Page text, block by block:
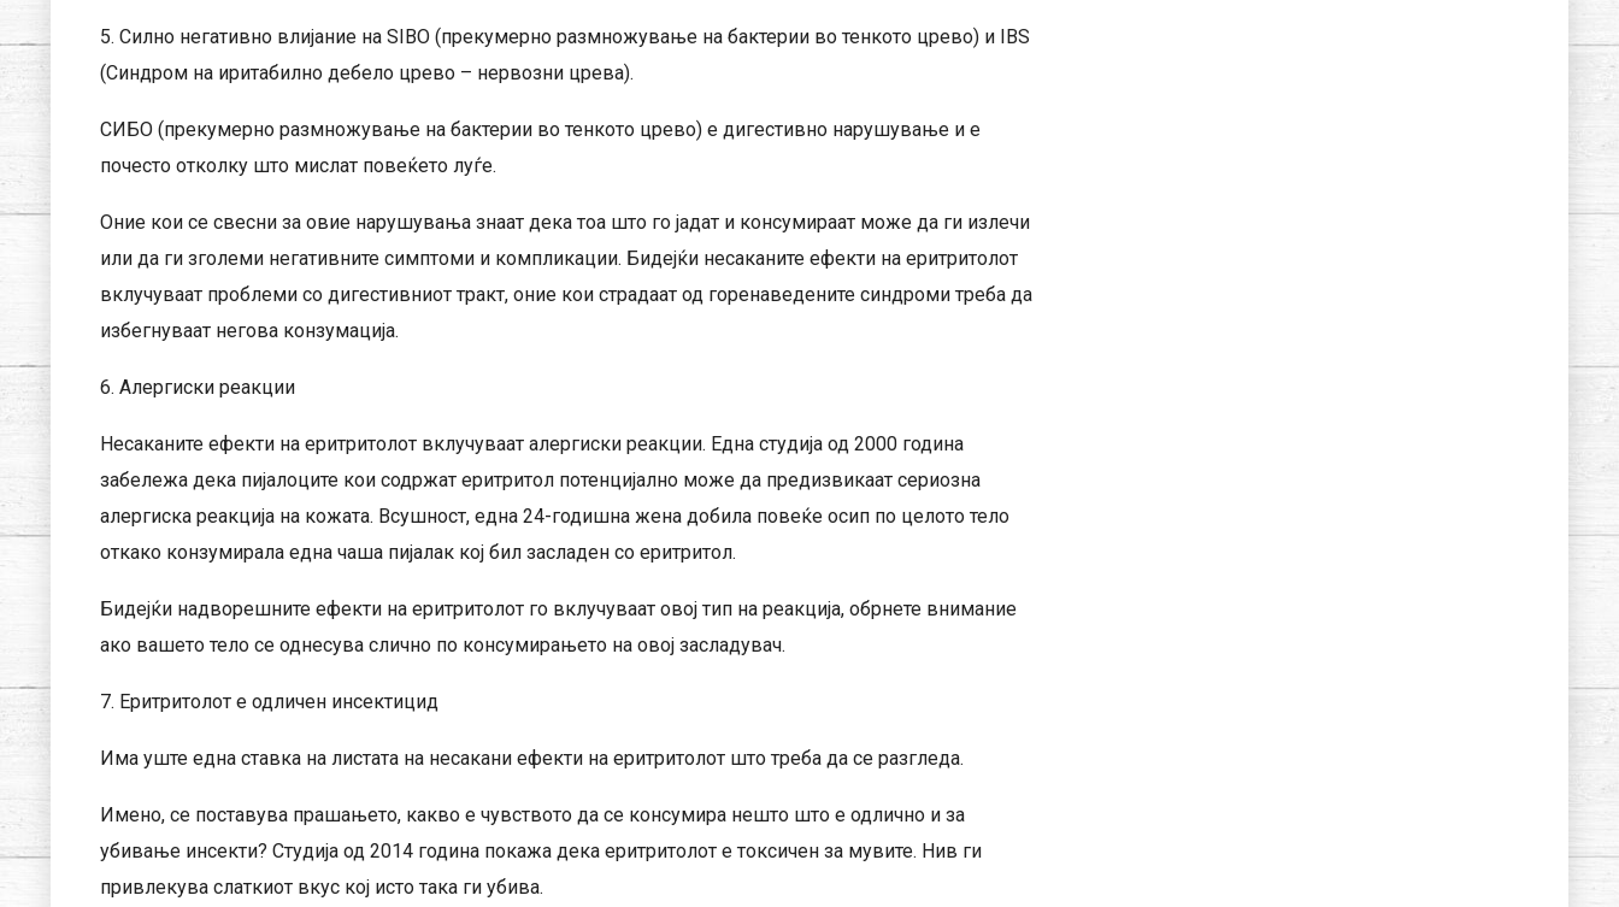
5. Силно негативно влијание на SIBO (прекумерно размножување на бактерии во тенкото црево) и IBS
(Синдром на иритабилно дебело црево – нервозни црева).
СИБО (прекумерно размножување на бактерии во тенкото црево) е дигестивно нарушување и е
почесто отколку што мислат повеќето луѓе.
Оние кои се свесни за овие нарушувања знаат дека тоа што го јадат и консумираат може да ги излечи
или да ги зголеми негативните симптоми и компликации. Бидејќи несаканите ефекти на еритритолот
вклучуваат проблеми со дигестивниот тракт, оние кои страдаат од горенаведените синдроми треба да
избегнуваат негова конзумација.
6. Алергиски реакции
Несаканите ефекти на еритритолот вклучуваат алергиски реакции. Една студија од 2000 година
забележа дека пијалоците кои содржат еритритол потенцијално може да предизвикаат сериозна
алергиска реакција на кожата. Всушност, една 24-годишна жена добила повеќе осип по целото тело
откако конзумирала една чаша пијалак кој бил засладен со еритритол.
Бидејќи надворешните ефекти на еритритолот го вклучуваат овој тип на реакција, обрнете внимание
ако вашето тело се однесува слично по консумирањето на овој засладувач.
7. Еритритолот е одличен инсектицид
Има уште една ставка на листата на несакани ефекти на еритритолот што треба да се разгледа.
Имено, се поставува прашањето, какво е чувството да се консумира нешто што е одлично и за
убивање инсекти? Студија од 2014 година покажа дека еритритолот е токсичен за мувите. Нив ги
привлекува слаткиот вкус кој исто така ги убива.